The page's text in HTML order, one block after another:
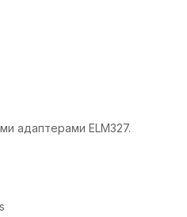
адаптерами ELM327.